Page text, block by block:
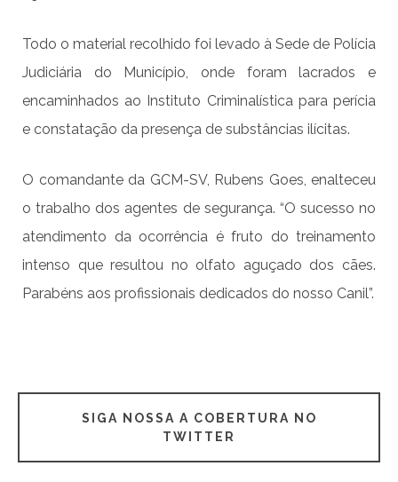
Todo o material recolhido foi levado à Sede de Polícia
Judiciária do Município, onde foram lacrados e
encaminhados ao Instituto Criminalística para perícia
e constatação da presença de substâncias ilícitas.
O comandante da GCM-SV, Rubens Goes, enalteceu
o trabalho dos agentes de segurança. “O sucesso no
atendimento da ocorrência é fruto do treinamento
intenso que resultou no olfato aguçado dos cães.
Parabéns aos profissionais dedicados do nosso Canil”.
SIGA NOSSA A COBERTURA NO
TWITTER